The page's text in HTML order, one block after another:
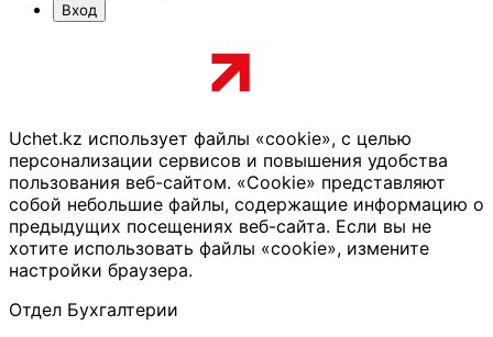
Вход
Uchet.kz использует файлы «cookie», с целью
персонализации сервисов и повышения удобства
пользования веб-сайтом. «Cookie» представляют
собой небольшие файлы, содержащие информацию о
предыдущих посещениях веб-сайта. Если вы не
хотите использовать файлы «cookie», измените
настройки браузера.
Отдел Бухгалтерии